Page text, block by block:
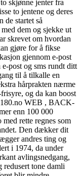
skjønne jenter fra
to jentene og deres
de startet så
dem og sjekke ut
skrevet om hvordan
gjøre for å fikse
gjennom e-post
post og sms rundt ditt
til å tilkalle en
hårprakten nærme
og da kan boost
WEB , BACK-
enn 100 000
rette regnes som
Den dækker dit
andres ting og
i 1974, da under
avlingsnedgang,
tone damli